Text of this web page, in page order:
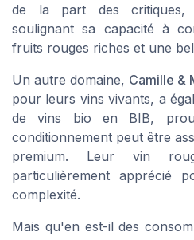
de la part des critiques,
soulignant sa capacité à
fruits rouges riches et une
Un autre domaine, Camille &
pour leurs vins vivants, a
de vins bio en BIB,
conditionnement peut être
premium. Leur vin
particulièrement apprécié
complexité.
Mais qu'en est-il des